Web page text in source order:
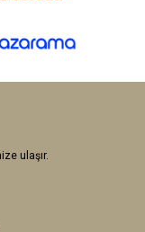
ulaşır.